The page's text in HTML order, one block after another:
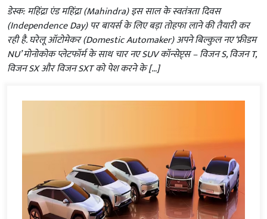
डेस्क: महिंद्रा एंड महिंद्रा (Mahindra) इस साल के स्वतंत्रता दिवस
(Independence Day) पर बायर्स के लिए बड़ा तोहफा लाने की तैयारी कर
रही है. घरेलू ऑटोमेकर (Domestic Automaker) अपने बिल्कुल नए ‘फ्रीडम
NU’ मोनोकोक प्लेटफॉर्म के साथ चार नए SUV कॉन्सेप्ट्स – विजन S, विजन T,
विजन SX और विजन SXT को पेश करने के […]